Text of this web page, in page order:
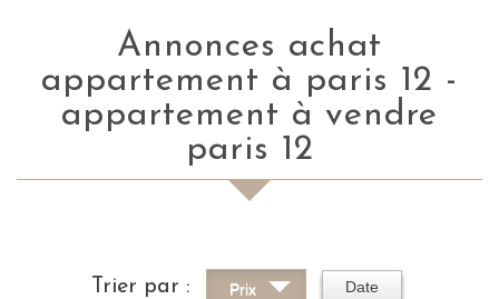
Annonces achat
appartement à paris 12 -
appartement à vendre
paris 12
Trier par : Prix Date